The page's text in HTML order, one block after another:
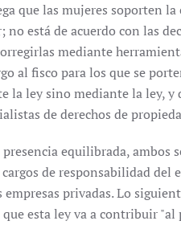
que las mujeres soporten
está de acuerdo con las
mediante
al fisco para los que se
la ley sino mediante la ley, y
de derechos de
equilibrada, ambos
de responsabilidad
privadas. Lo
esta ley va a contribuir